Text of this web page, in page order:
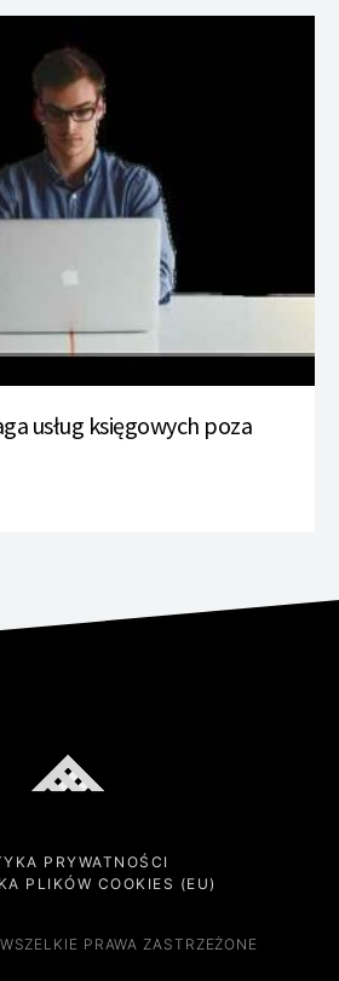
usług księgowych poza
PRYWATNOŚCI
PLIKÓW COOKIES (EU)
PRAWA ZASTRZEŻONE